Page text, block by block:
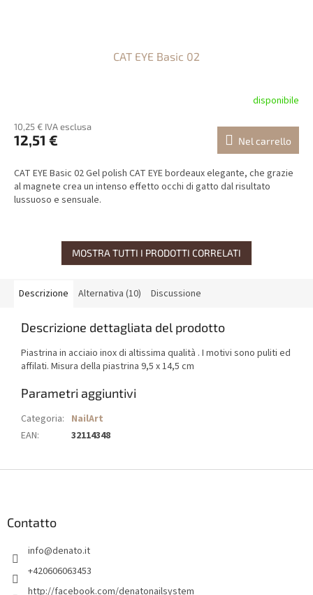
CAT EYE Basic 02
disponibile
10,25 € IVA esclusa
12,51 € Nel carrello
CAT EYE Basic 02 Gel polish CAT EYE bordeaux elegante, che grazie
al magnete crea un intenso effetto occhi di gatto dal risultato
lussuoso e sensuale.
MOSTRA TUTTI I PRODOTTI CORRELATI
Descrizione Alternativa (10) Discussione
Descrizione dettagliata del prodotto
Piastrina in acciaio inox di altissima qualità . I motivi sono puliti ed
affilati. Misura della piastrina 9,5 x 14,5 cm
Parametri aggiuntivi
Categoria: NailArt
EAN: 32114348
Contatto
info@denato.it
+420606063453
http://facebook.com/denatonailsystem